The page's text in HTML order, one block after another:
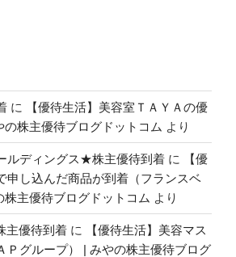
に
【優待生活】美容室ＴＡＹＡの優
株主優待ブログドットコム より
ルディングス★株主優待到着 に
【優
申し込んだ商品が到着（フランスベ
株主優待ブログドットコム より
主優待到着 に
【優待生活】美容マス
Ｐグループ） | みやの株主優待ブログ